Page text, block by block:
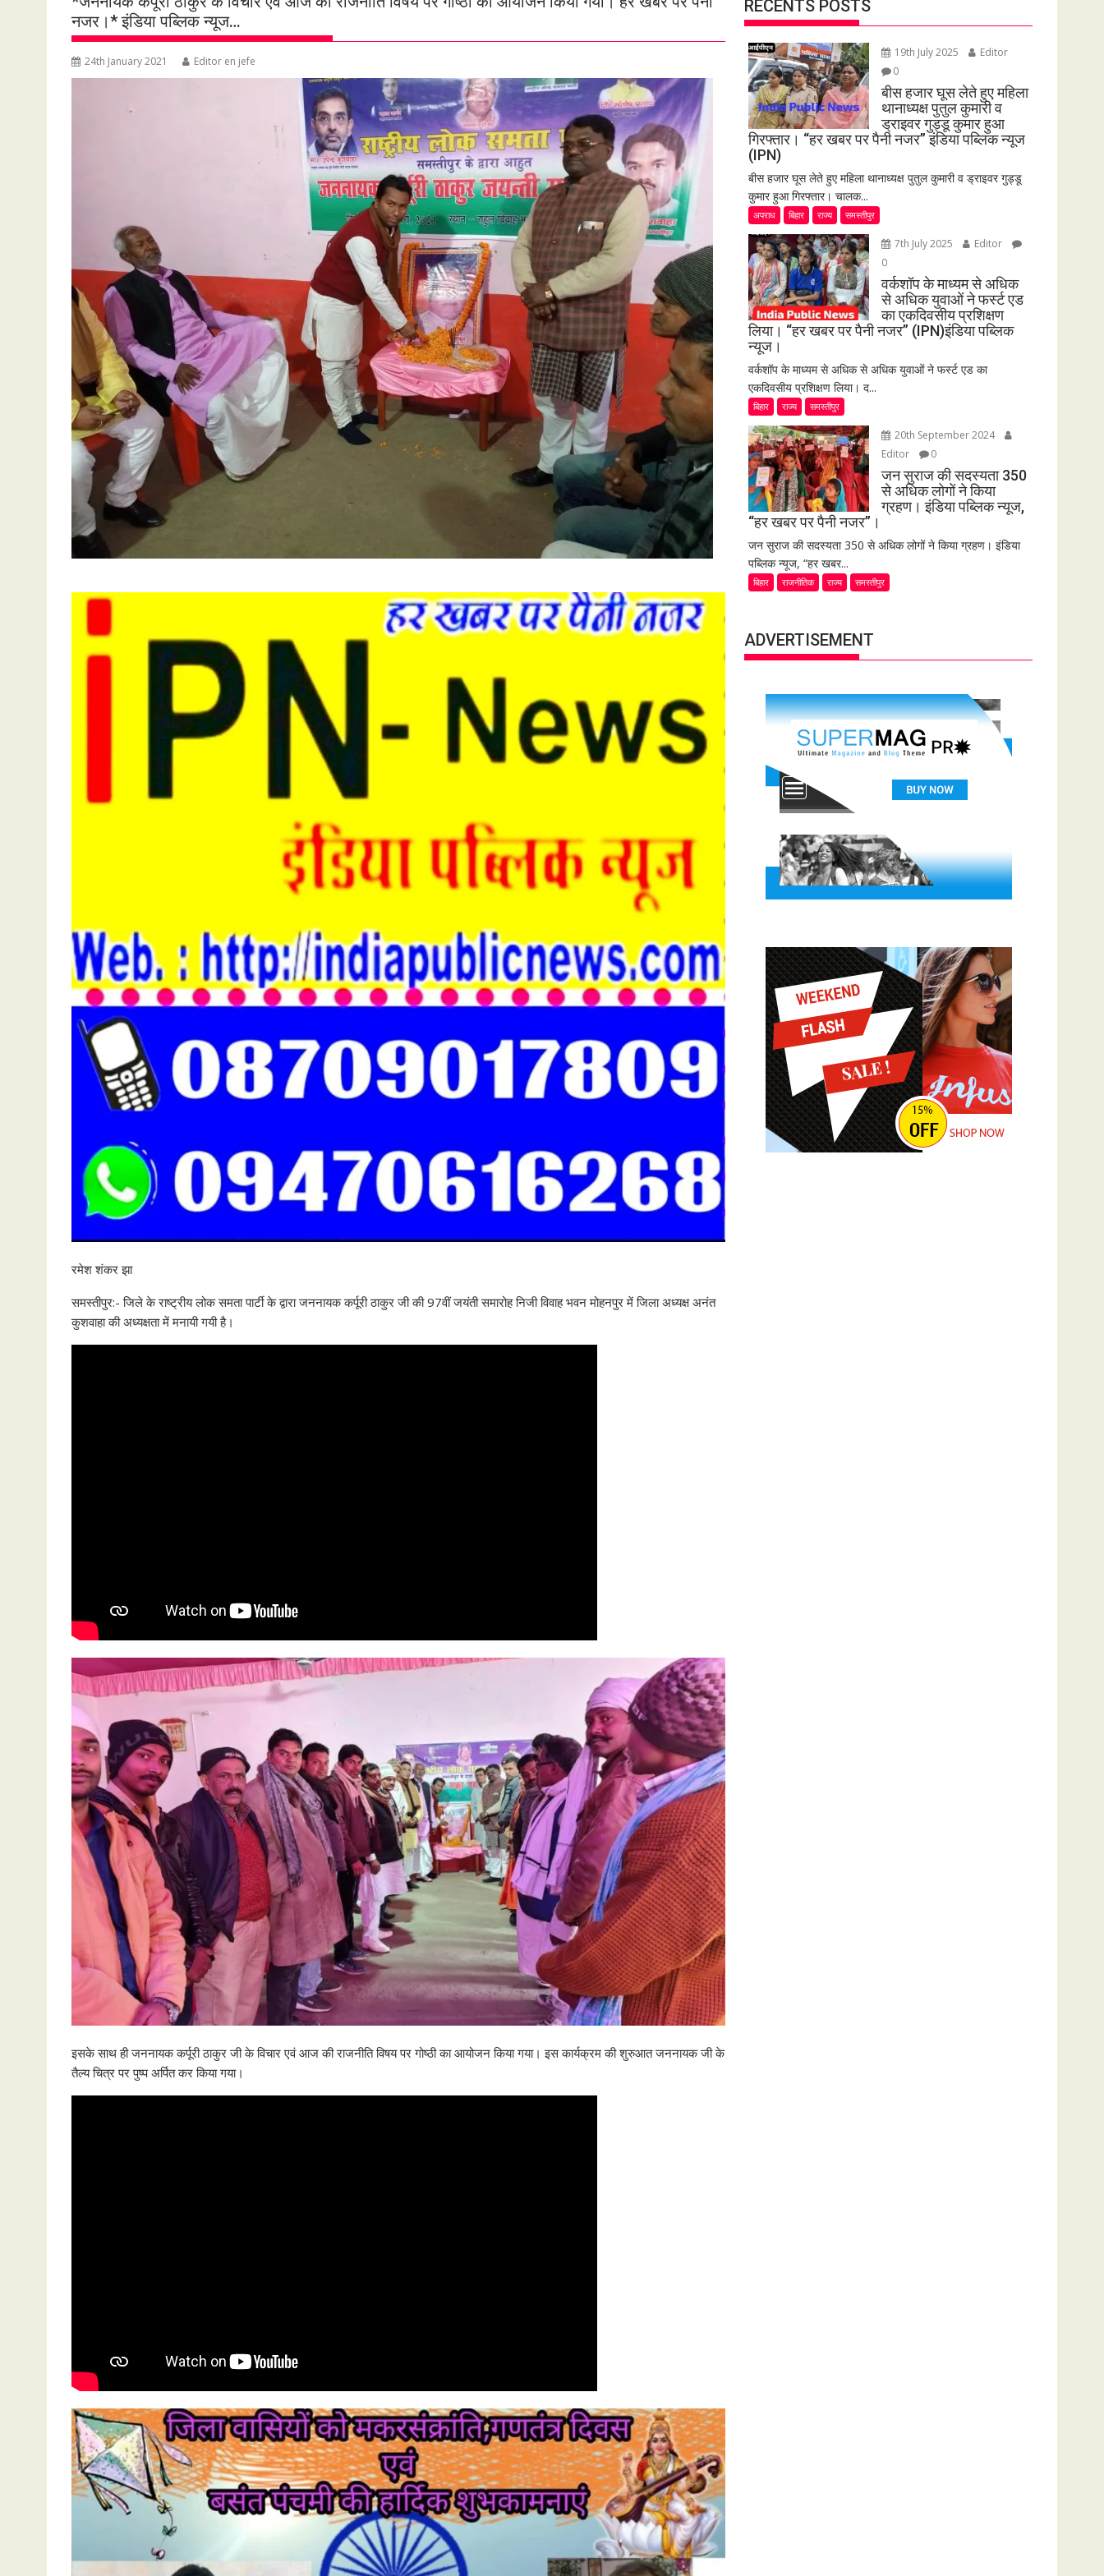
नजर।* इंडिया पब्लिक न्यूज…
24th January 2021 Editor en jefe
रमेश शंकर झा
समस्तीपुर:- जिले के राष्ट्रीय लोक समता पार्टी के द्वारा जननायक कर्पूरी ठाकुर जी की 97वीं जयंती समारोह निजी विवाह भवन मोहनपुर में जिला अध्यक्ष अनंत
कुशवाहा की अध्यक्षता में मनायी गयी है।
इसके साथ ही जननायक कर्पूरी ठाकुर जी के विचार एवं आज की राजनीति विषय पर गोष्ठी का आयोजन किया गया। इस कार्यक्रम की शुरुआत जननायक जी के
तैल्य चित्र पर पुष्प अर्पित कर किया गया।
RECENTS POSTS
19th July 2025
Editor
0
बीस हजार घूस लेते हुए महिला
थानाध्यक्ष पुतुल कुमारी व
ड्राइवर गुड्डू कुमार हुआ
गिरफ्तार। “हर खबर पर पैनी नजर” इंडिया पब्लिक न्यूज
(IPN)
बीस हजार घूस लेते हुए महिला थानाध्यक्ष पुतुल कुमारी व ड्राइवर गुड्डू
कुमार हुआ गिरफ्तार। चालक...
अपराध बिहार राज्य समस्तीपुर
7th July 2025
Editor
0
वर्कशॉप के माध्यम से अधिक
से अधिक युवाओं ने फर्स्ट एड
का एकदिवसीय प्रशिक्षण
लिया। “हर खबर पर पैनी नजर” (IPN)इंडिया पब्लिक
न्यूज।
वर्कशॉप के माध्यम से अधिक से अधिक युवाओं ने फर्स्ट एड का
एकदिवसीय प्रशिक्षण लिया। द...
बिहार राज्य समस्तीपुर
20th September 2024
Editor
0
जन सुराज की सदस्यता 350
से अधिक लोगों ने किया
ग्रहण। इंडिया पब्लिक न्यूज,
“हर खबर पर पैनी नजर”।
जन सुराज की सदस्यता 350 से अधिक लोगों ने किया ग्रहण। इंडिया
पब्लिक न्यूज, “हर खबर...
बिहार राजनीतिक राज्य समस्तीपुर
ADVERTISEMENT